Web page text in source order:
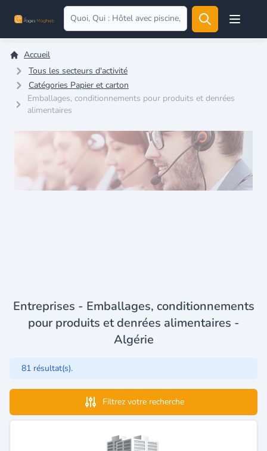
Open
Accueil
Tous les secteurs d'activité
Catégories Papier et carton
Emballages, conditionnements pour produits et denrées
alimentaires
Entreprises - Emballages, conditionnements
pour produits et denrées alimentaires -
Algérie
81 résultat(s).
Filtrez votre recherche